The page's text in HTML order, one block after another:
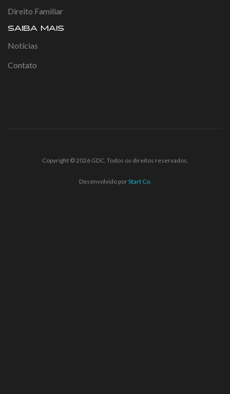
Direito Familiar
SAIBA MAIS
Notícias
Contato
Copyright © 2026 GDC. Todos os direitos reservados.
Desenvolvido porStart Co.